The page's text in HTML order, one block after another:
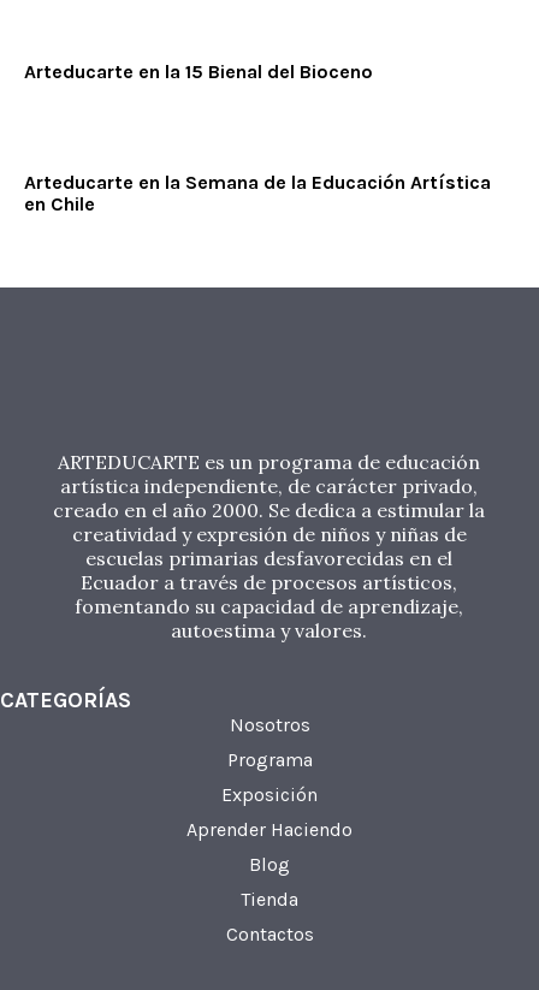
Arteducarte en la 15 Bienal del Bioceno
Arteducarte en la Semana de la Educación Artística
en Chile
ARTEDUCARTE es un programa de educación
artística independiente, de carácter privado,
creado en el año 2000. Se dedica a estimular la
creatividad y expresión de niños y niñas de
escuelas primarias desfavorecidas en el
Ecuador a través de procesos artísticos,
fomentando su capacidad de aprendizaje,
autoestima y valores.
CATEGORÍAS
Nosotros
Programa
Exposición
Aprender Haciendo
Blog
Tienda
Contactos